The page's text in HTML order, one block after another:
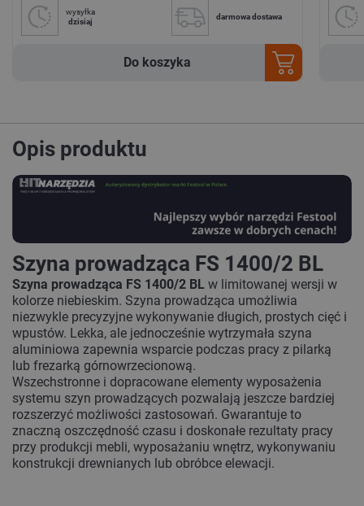
wysyłka
dzisiaj
darmowa dostawa
Do koszyka
Opis produktu
Szyna prowadząca FS 1400/2 BL
Szyna prowadząca FS 1400/2 BL w limitowanej wersji w
kolorze niebieskim. Szyna prowadząca umożliwia
niezwykle precyzyjne wykonywanie długich, prostych cięć i
wpustów. Lekka, ale jednocześnie wytrzymała szyna
aluminiowa zapewnia wsparcie podczas pracy z pilarką
lub frezarką górnowrzecionową.
Wszechstronne i dopracowane elementy wyposażenia
systemu szyn prowadzących pozwalają jeszcze bardziej
rozszerzyć możliwości zastosowań. Gwarantuje to
znaczną oszczędność czasu i doskonałe rezultaty pracy
przy produkcji mebli, wyposażaniu wnętrz, wykonywaniu
konstrukcji drewnianych lub obróbce elewacji.